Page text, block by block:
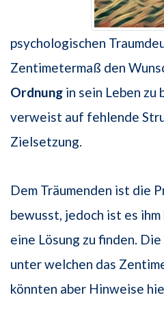
psychologischen
Zentimetermaß den
Ordnung in sein Leben zu
verweist auf fehlende
Zielsetzung.
Dem Träumenden ist die
bewusst, jedoch ist es
eine Lösung zu finden.
unter welchen das
könnten aber Hinweise